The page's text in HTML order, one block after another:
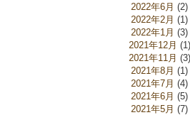
2022年6月 (2)
2022年2月 (1)
2022年1月 (3)
2021年12月 (1)
2021年11月 (3)
2021年8月 (1)
2021年7月 (4)
2021年6月 (5)
2021年5月 (7)